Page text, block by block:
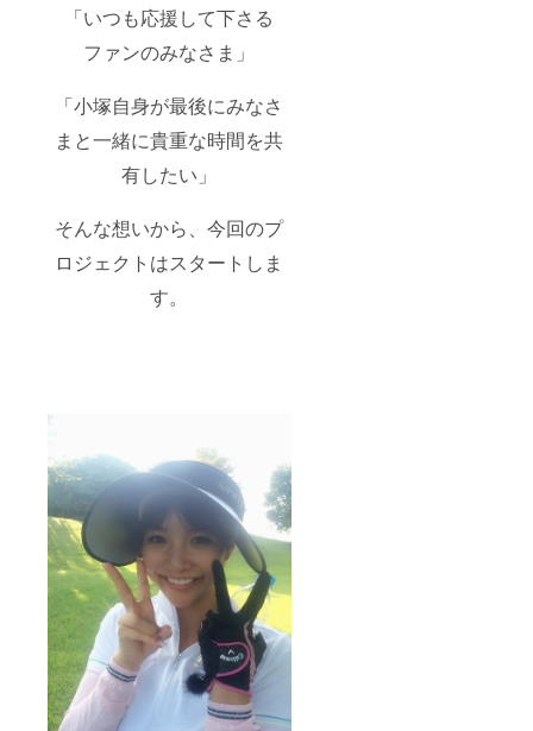
「いつも応援して下さる
ファンのみなさま」
「小塚自身が最後にみなさ
まと一緒に貴重な時間を共
有したい」
そんな想いから、今回のプ
ロジェクトはスタートしま
す。